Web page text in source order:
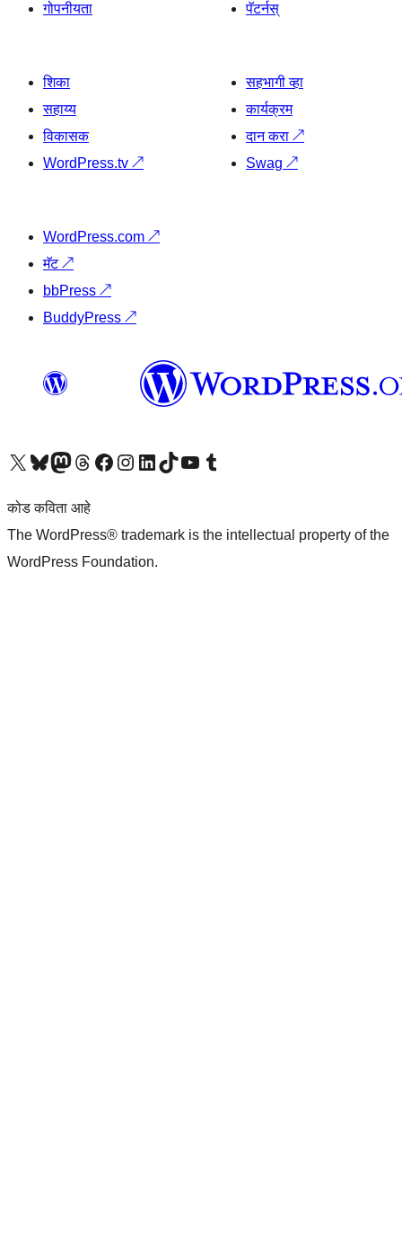
गोपनीयता
पॅटर्नस्
शिका
सहाय्य
विकासक
WordPress.tv ↗
सहभागी व्हा
कार्यक्रम
दान करा ↗
Swag ↗
WordPress.com ↗
मॅट↗
bbPress ↗
BuddyPress ↗
आमच्या X (एक्स) (पूर्वीचे ट्विटर) खात्याला भेट द्या आमच्या ब्लूस्की खात्याला भेट द्या.आमच्या Mastodon खात्याला भेट द्या.आमच्या थ्रेड्स खात्याला भेट द्या. आमच्या फेसबुक पेजला भेट द्या आमच्या इंस्टाग्राम खात्याला भेट द्या आमच्या लिंक्डइन खात्याला भेट द्या आमच्या टिकटॉक अकाउंटला भेट द्या.आमच्या यूट्यूब चॅनेलला भेट द्या आमच्या टंबलर खात्याला भेट द्या.
कोड कविता आहे
The WordPress® trademark is the intellectual property of the
WordPress Foundation.